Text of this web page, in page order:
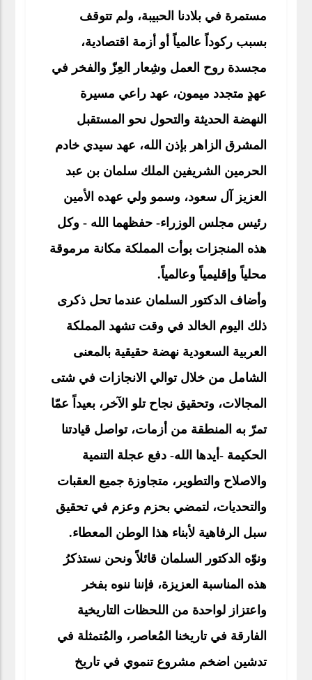
مستمرة في بلادنا الحبيبة، ولم تتوقف
بسبب ركوداً عالمياً أو أزمة اقتصادية،
مجسدة روح العمل وشِعار العِزّ والفخر في
عهدٍ متجدد ميمون، عهد راعي مسيرة
النهضة الحديثة والتحول نحو المستقبل
المشرق الزاهر بإذن الله، عهد سيدي خادم
الحرمين الشريفين الملك سلمان بن عبد
العزيز آل سعود، وسمو ولي عهده الأمين
رئيس مجلس الوزراء- حفظهما الله - وكل
هذه المنجزات بوأت المملكة مكانة مرموقة
محلياً وإقليمياً وعالمياً.
وأضاف الدكتور السلمان عندما تحل ذكرى
ذلك اليوم الخالد في وقت تشهد المملكة
العربية السعودية نهضة حقيقية بالمعنى
الشامل من خلال توالي الانجازات في شتى
المجالات، وتحقيق نجاح تلو الآخر، بعيداً عمّا
تمرّ به المنطقة من أزمات، تواصل قيادتنا
الحكيمة -أيدها الله- دفع عجلة التنمية
والاصلاح والتطوير، متجاوزة جميع العقبات
والتحديات، لتمضي بحزم وعزم في تحقيق
سبل الرفاهية لأبناء هذا الوطن المعطاء.
ونوّه الدكتور السلمان قائلاً ونحن نستذكرُ
هذه المناسبة العزيزة، فإننا ننوه بفخر
واعتزاز لواحدة من اللحظات التاريخية
الفارقة في تاريخنا المُعاصر، والمُتمثلة في
تدشين اضخم مشروع تنموي في تاريخ